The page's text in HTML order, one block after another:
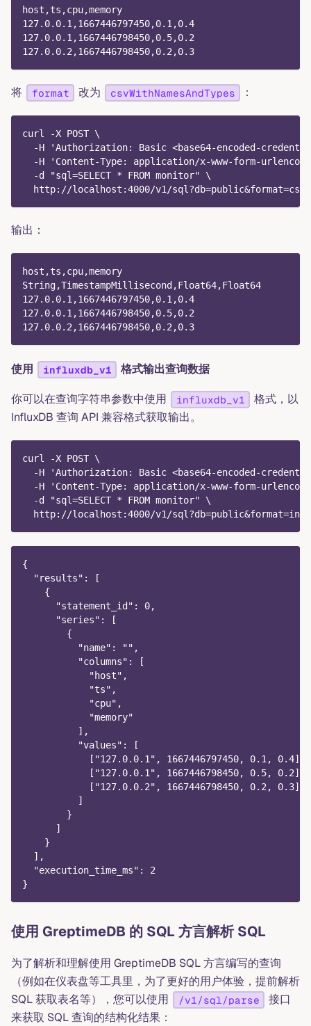
host,ts,cpu,memory
127.0.0.1,1667446797450,0.1,0.4
127.0.0.1,1667446798450,0.5,0.2
127.0.0.2,1667446798450,0.2,0.3
将 format 改为 csvWithNamesAndTypes ：
curl -X POST \
-H 'Authorization: Basic <base64-encoded-
-H 'Content-Type: application/x-www-form-
  -d "sql=SELECT * FROM monitor" \
http://localhost:4000/v1/
输出：
host,ts,cpu,memory
String,TimestampMillisecond,Float64,Float64
127.0.0.1,1667446797450,0.1,0.4
127.0.0.1,1667446798450,0.5,0.2
127.0.0.2,1667446798450,0.2,0.3
使用 influxdb_v1 格式输出查询数据
你可以在查询字符串参数中使用 influxdb_v1
格式，以
InfluxDB 查询 API 兼容格式获取输出。
curl -X POST \
-H 'Authorization: Basic <base64-encoded-
-H 'Content-Type: application/x-www-form-
  -d "sql=SELECT * FROM monitor" \
http://localhost:4000/v1/
{
  "results": [
    {
      "statement_id": 0,
      "series": [
        {
          "name": "",
          "columns": [
            "host",
            "ts",
            "cpu",
            "memory"
          ],
          "values": [
            ["127.0.0.1", 1667446797450, 0.1, 0.4],
            ["127.0.0.1", 1667446798450, 0.5, 0.2],
            ["127.0.0.2", 1667446798450, 0.2, 0.3]
          ]
        }
      ]
    }
  ],
  "execution_time_ms": 2
}
使用 GreptimeDB 的 SQL 方言解析 SQL
为了解析和理解使用 GreptimeDB SQL 方言编写的查询
（例如在仪表盘等工具里，为了更好的用户体验，提前解析
SQL 获取表名等），您可以使用
/v1/sql/parse
接口
来获取 SQL 查询的结构化结果：